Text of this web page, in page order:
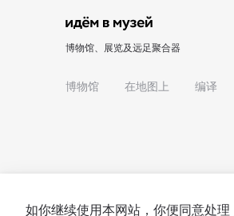
博物馆、展览及远足聚合器
博物馆 在地图上 编译
如你继续使用本网站，你便同意处理